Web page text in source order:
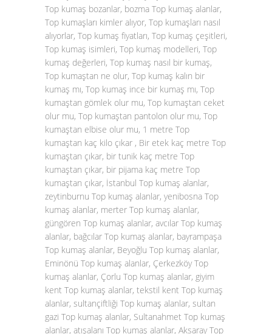
Top kumaş bozanlar, bozma Top kumaş alanlar,
Top kumaşları kimler alıyor, Top kumaşları nasıl
alıyorlar, Top kumaş fiyatları, Top kumaş çeşitleri,
Top kumaş isimleri, Top kumaş modelleri, Top
kumaş değerleri, Top kumaş nasıl bir kumaş,
Top kumaştan ne olur, Top kumaş kalın bir
kumaş mı, Top kumaş ince bir kumaş mı, Top
kumaştan gömlek olur mu, Top kumaştan ceket
olur mu, Top kumaştan pantolon olur mu, Top
kumaştan elbise olur mu, 1 metre Top
kumaştan kaç kilo çıkar , Bir etek kaç metre Top
kumaştan çıkar, bir tunik kaç metre Top
kumaştan çıkar, bir pijama kaç metre Top
kumaştan çıkar, İstanbul Top kumaş alanlar,
zeytinburnu Top kumaş alanlar, yenibosna Top
kumaş alanlar, merter Top kumaş alanlar,
güngören Top kumaş alanlar, avcılar Top kumaş
alanlar, bağcılar Top kumaş alanlar, bayrampaşa
Top kumaş alanlar, Beyoğlu Top kumaş alanlar,
Eminönü Top kumaş alanlar, Çerkezköy Top
kumaş alanlar, Çorlu Top kumaş alanlar, giyim
kent Top kumaş alanlar, tekstil kent Top kumaş
alanlar, sultançiftliği Top kumaş alanlar, sultan
gazi Top kumaş alanlar, Sultanahmet Top kumaş
alanlar, atışalanı Top kumaş alanlar, Aksaray Top